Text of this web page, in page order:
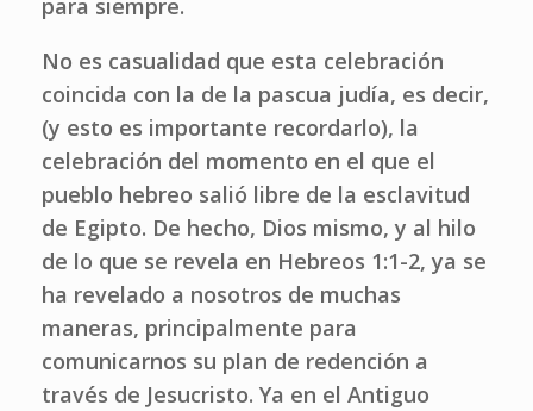
para siempre.
No es casualidad que esta celebración
coincida con la de la pascua judía, es decir,
(y esto es importante recordarlo), la
celebración del momento en el que el
pueblo hebreo salió libre de la esclavitud
de Egipto. De hecho, Dios mismo, y al hilo
de lo que se revela en Hebreos 1:1-2, ya se
ha revelado a nosotros de muchas
maneras, principalmente para
comunicarnos su plan de redención a
través de Jesucristo. Ya en el Antiguo